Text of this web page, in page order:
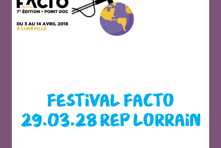
FESTIVAL FACTO
29.03.28 REP LORRAIN